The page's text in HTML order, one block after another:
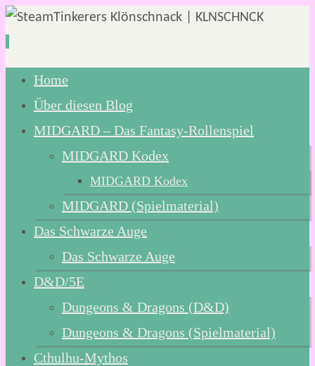
Zum
Inhalt
springen
Home
Über diesen Blog
MIDGARD – Das Fantasy-Rollenspiel
MIDGARD Kodex
MIDGARD Kodex
MIDGARD (Spielmaterial)
Das Schwarze Auge
Das Schwarze Auge
D&D/5E
Dungeons & Dragons (D&D)
Dungeons & Dragons (Spielmaterial)
Cthulhu-Mythos